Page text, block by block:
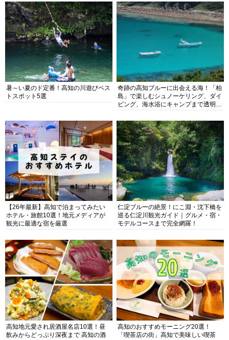
暑～い夏のド定番！高知の川遊びベス
トスポット5選
奇跡の高知ブルーに出会える海！「柏
島」で楽しむシュノーケリング、ダイ
ビング、海水浴にキャンプまで透明度
【26年最新】高知で泊まってみたい
ホテル・旅館10選！地元メディアが
観光に最適な宿を厳選
仁淀ブルーの絶景！にこ淵・沈下橋を
巡る仁淀川観光ガイド｜グルメ・宿・
モデルコースまで完全網羅！
高知地元愛され居酒屋名店10選！昼
飲みからどっぷり深夜まで 高知の酒
高知のおすすめモーニング20選！
「喫茶店の街」高知で美味しい喫茶